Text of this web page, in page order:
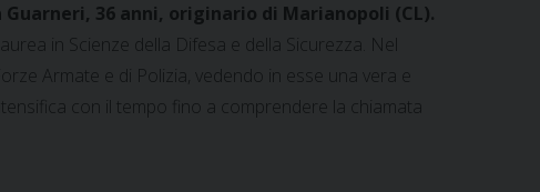
36 anni, originario di Marianopoli (CL).
in Scienze della Difesa e della Sicurezza. Nel
Armate e di Polizia, vedendo in esse una vera e
con il tempo fino a comprendere la chiamata